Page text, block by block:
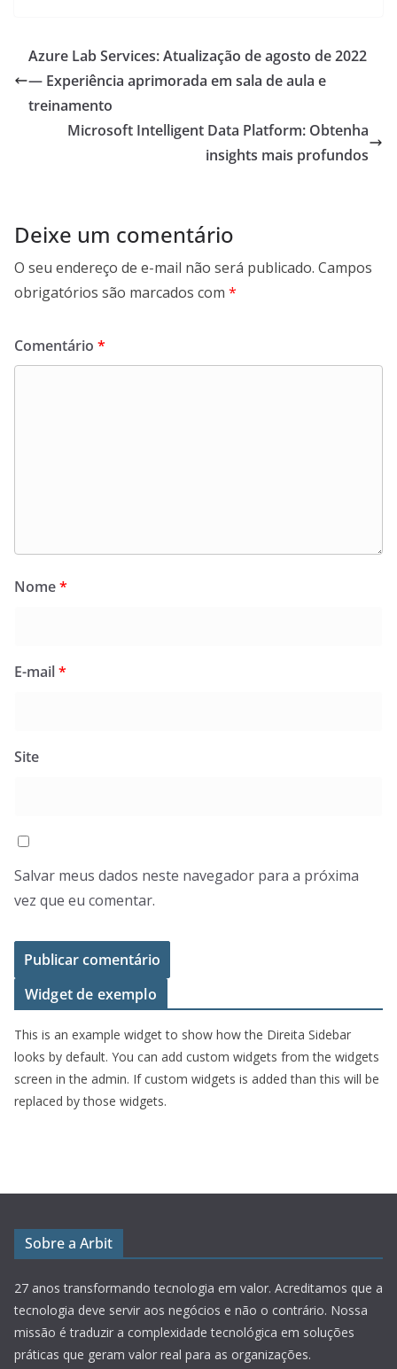
Azure Lab Services: Atualização de agosto de 2022
— Experiência aprimorada em sala de aula e
treinamento
Microsoft Intelligent Data Platform: Obtenha
insights mais profundos
Deixe um comentário
O seu endereço de e-mail não será publicado. Campos
obrigatórios são marcados com *
Comentário *
Nome*
E-mail*
Site
Salvar meus dados neste navegador para a próxima
vez que eu comentar.
Widget de exemplo
This is an example widget to show how the Direita Sidebar
looks by default. You can add custom widgets from the widgets
screen in the admin. If custom widgets is added than this will be
replaced by those widgets.
Sobre a Arbit
27 anos transformando tecnologia em valor. Acreditamos que a
tecnologia deve servir aos negócios e não o contrário. Nossa
missão é traduzir a complexidade tecnológica em soluções
práticas que geram valor real para as organizações.